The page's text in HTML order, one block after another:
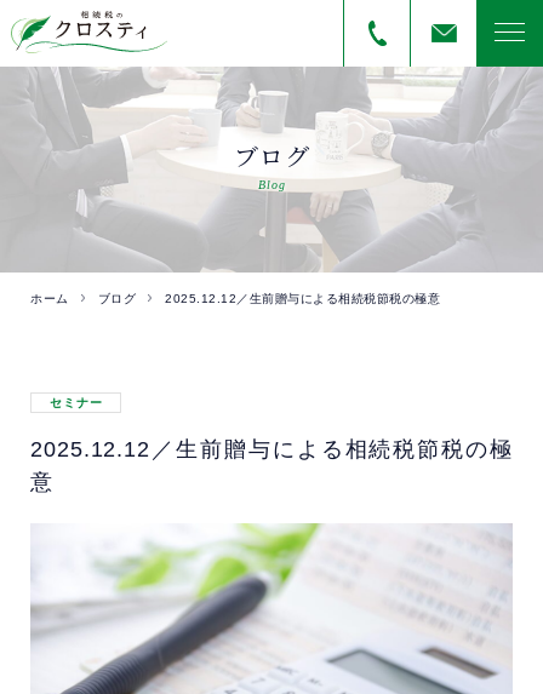
ブログ
Blog
ホーム ブログ 2025.12.12／生前贈与による相続税節税の極意
セミナー
2025.12.12／生前贈与による相続税節税の極
意